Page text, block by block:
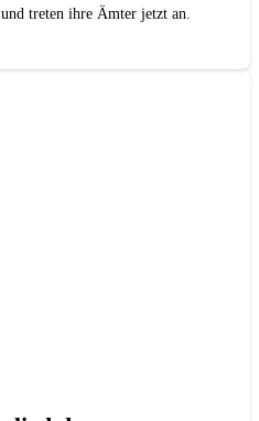
treten ihre Ämter jetzt an.